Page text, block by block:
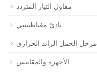
مقاول التيار المتردد
بادئ مغناطيسي
مرحل الحمل الزائد الحراري
الأجهزة والمقاييس